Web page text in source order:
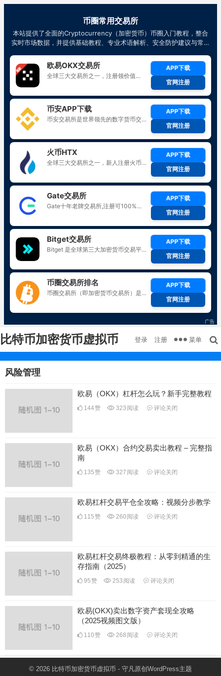
比特币加密货币虚拟币 登录 注册 菜单
风险管理
欧易（OKX）杠杆怎么玩？新手完整教程
144赞 323 阅读 评论关闭
欧易（OKX）合约交易卖出教程 – 完整指
南
135赞 327 阅读 评论关闭
欧易杠杆交易平仓全攻略：视频分步教学
115赞 260 阅读 评论关闭
欧易杠杆交易终极教程：从零到精通的生
存指南（2025）
95赞 253 阅读 评论关闭
欧易(OKX)卖出数字资产套现全攻略
（2025视频图文版）
110赞 268 阅读 评论关闭
© 2026 比特币加密货币虚拟币 - 守凡原创 WordPress主题